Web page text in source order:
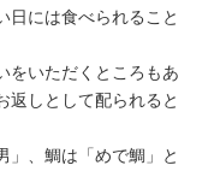
日には食べられること
をいただくところもあ
返しとして配られると
」、鯛は「めで鯛」と